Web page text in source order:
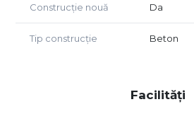
Construcție nouă Da
Tip construcție Beton
Facilități